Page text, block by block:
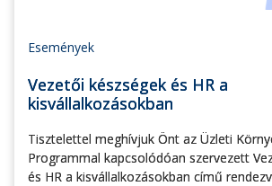
Események
Vezetői készségek és HR a
kisvállalkozásokban
Tisztelettel meghívjuk Önt az Üzleti
Programmal kapcsolódóan szervezett
és HR a kisvállalkozásokban című